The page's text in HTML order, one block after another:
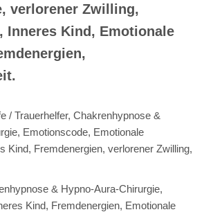
verlorener Zwilling,
Inneres Kind, Emotionale
/ Trauerhelfer, Chakrenhypnose &
Emotionscode, Emotionale
Kind, Fremdenergien, verlorener Zwilling,
& Hypno-Aura-Chirurgie,
Kind, Fremdenergien, Emotionale